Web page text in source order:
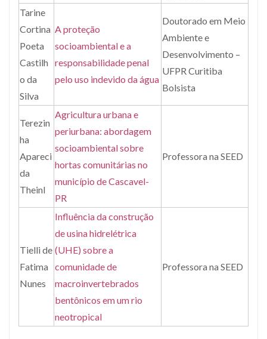
Tarine
Cortina
Poeta
Castilh
o da
Silva
A proteção
socioambiental e a
responsabilidade penal
pelo uso indevido da água
Doutorado em Meio
Ambiente e
Desenvolvimento –
UFPR Curitiba
Bolsista
Terezin
ha
Apareci
da
Theinl
Agricultura urbana e
periurbana: abordagem
socioambiental sobre
hortas comunitárias no
município de Cascavel-
PR
Professora na SEED
Tielli de
Fatima
Nunes
Influência da construção
de usina hidrelétrica
(UHE) sobre a
comunidade de
macroinvertebrados
bentônicos em um rio
neotropical
Professora na SEED